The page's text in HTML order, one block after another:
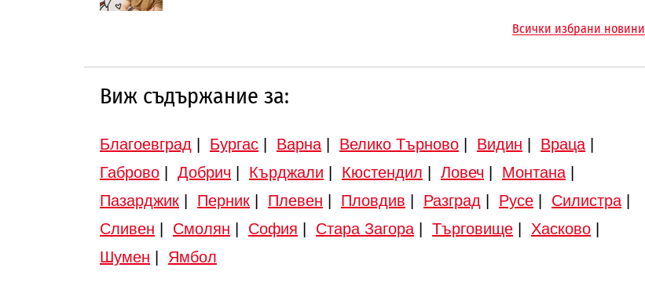
Всички избрани новини
Виж съдържание за:
Благоевград Бургас Варна| Велико Търново Видин Враца|
Габрово
Добрич Кърджали Кюстендил Ловеч Монтана|
Пазарджик
Перник Плевен Пловдив Разград Русе Силистра|
Сливен
Смолян София Стара Загора| Търговище Хасково
Шумен
Ямбол